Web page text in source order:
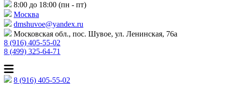
8:00 до 18:00 (пн - пт)
Москва
dmshuvoe@yandex.ru
Московская обл., пос. Шувое, ул. Ленинская, 76а
8 (916) 405-55-02
8 (499) 325-64-71
8 (916) 405-55-02